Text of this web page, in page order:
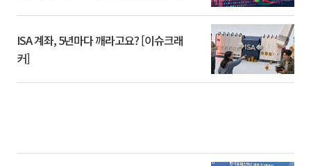
ISA 계좌, 5년마다 깨라고요? [이슈크래
커]